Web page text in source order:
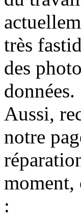
très
des
données.
Aussi,
notre
moment,
: